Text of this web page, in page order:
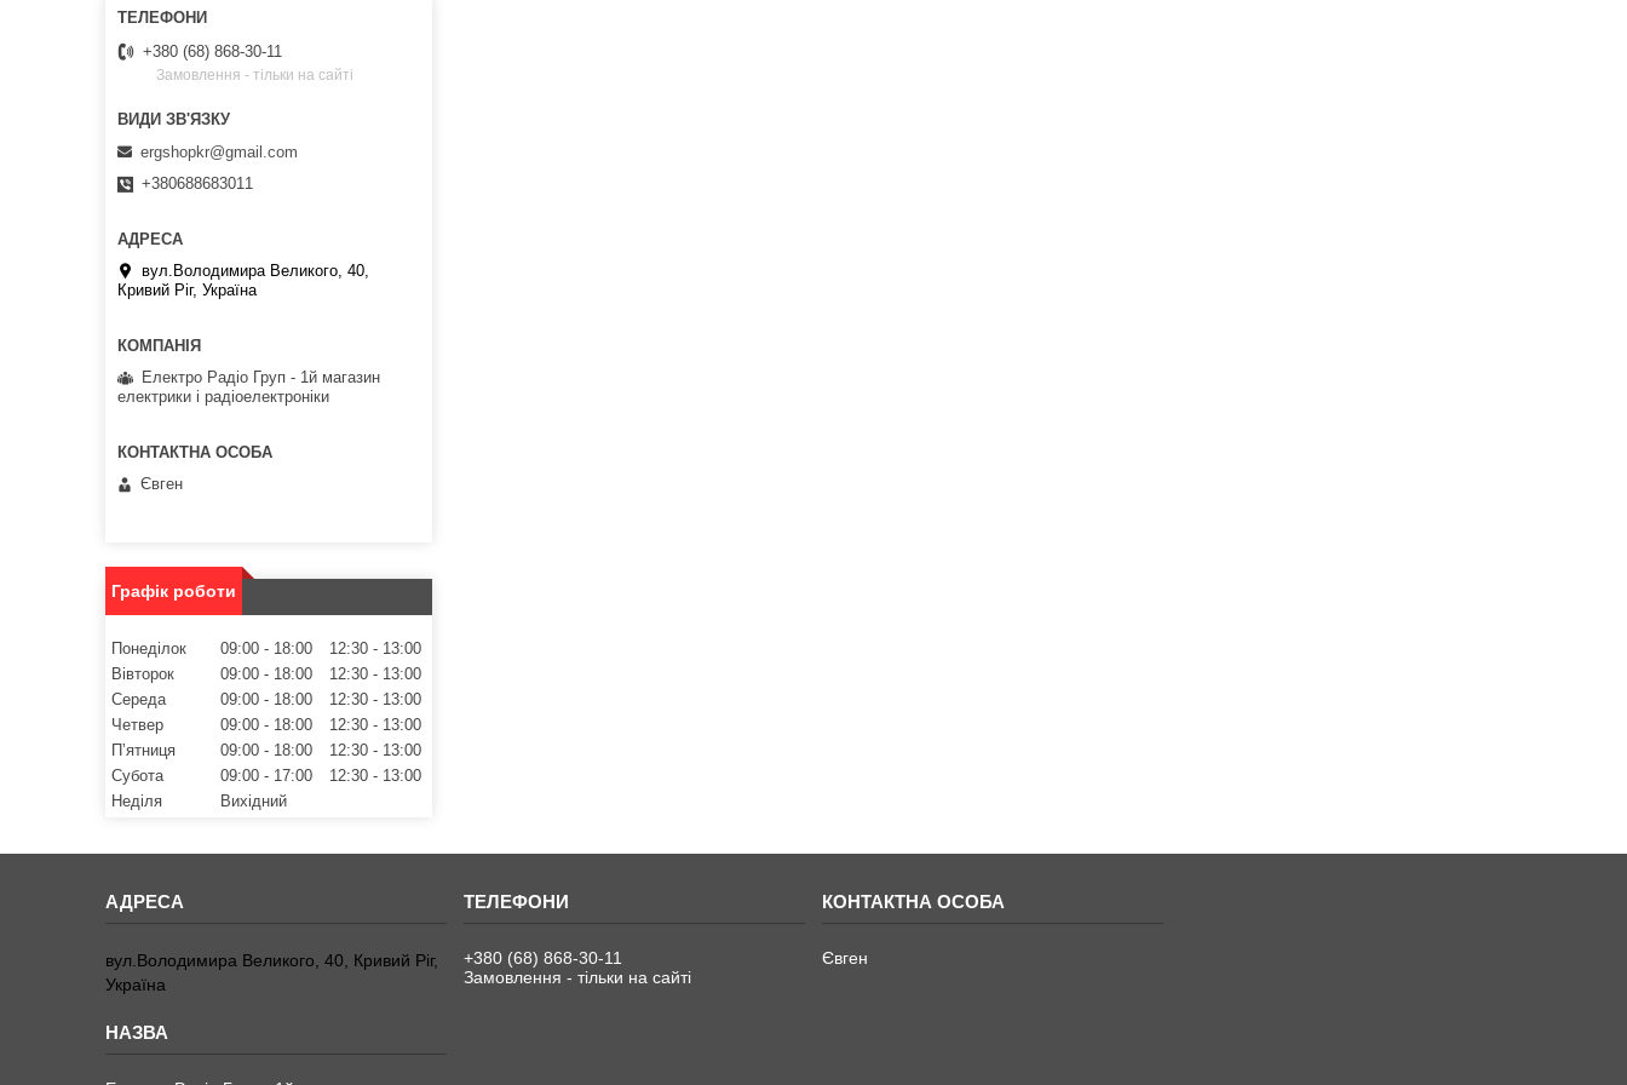
+380 (68) 868-30-11
Замовлення - тільки на сайті
ergshopkr@gmail.com
+380688683011
вул.Володимира Великого, 40,
Кривий Ріг, Україна
Електро Радіо Груп - 1й магазин
електрики і радіоелектроніки
Євген
Графік роботи
Понеділок 09:00 18:00 12:30
13:00
Вівторок
09:00 18:00 12:30
13:00
Середа
09:00 18:00 12:30
13:00
Четвер
09:00 18:00 12:30
13:00
Пʼятниця
09:00 18:00 12:30
13:00
Субота
09:00 17:00 12:30
13:00
Неділя
Вихідний
вул.Володимира Великого, 40, Кривий Ріг,
Україна
+380 (68) 868-30-11
Замовлення - тільки на сайті
Євген